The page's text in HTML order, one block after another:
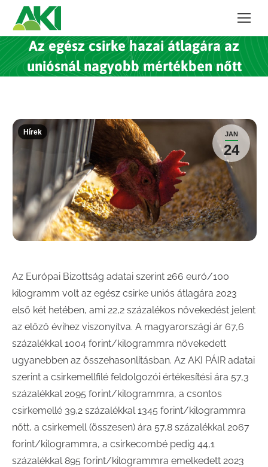
Az egész csirke hazai átlagára az
uniósnál nagyobb mértékben nőtt
JAN
24
Hírek
Az Európai Bizottság adatai szerint 266 euró/100
kilogramm volt az egész csirke uniós átlagára 2023
első két hetében, ami 22,2 százalékos növekedést jelent
az előző évihez viszonyítva. A magyarországi ár 67,6
százalékkal 1004 forint/kilogrammra növekedett
ugyanebben az összehasonlításban. Az AKI PÁIR adatai
szerint a csirkemellfilé feldolgozói értékesítési ára 57,3
százalékkal 2095 forint/kilogrammra, a csontos
csirkemellé 39,2 százalékkal 1345 forint/kilogrammra
nőtt, a csirkemell (összesen) ára 57,8 százalékkal 2067
forint/kilogrammra, a csirkecombé pedig 44,1
százalékkal 895 forint/kilogrammra emelkedett 2023